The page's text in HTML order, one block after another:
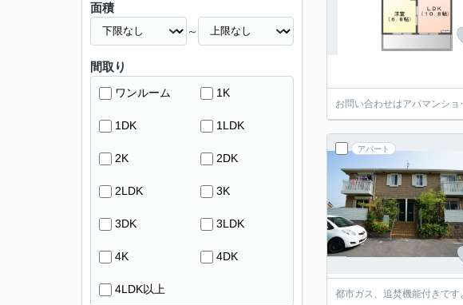
お問い合わせはアパマンシ
アパート
都市ガス、追焚機能付きです
面積
～
間取り
ワンルーム 1K
1DK 1LDK
2K 2DK
2LDK 3K
3DK 3LDK
4K 4DK
4LDK以上